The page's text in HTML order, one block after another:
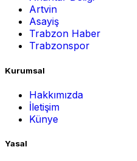
Artvin
Asayiş
Trabzon Haber
Trabzonspor
Kurumsal
Hakkımızda
İletişim
Künye
Yasal